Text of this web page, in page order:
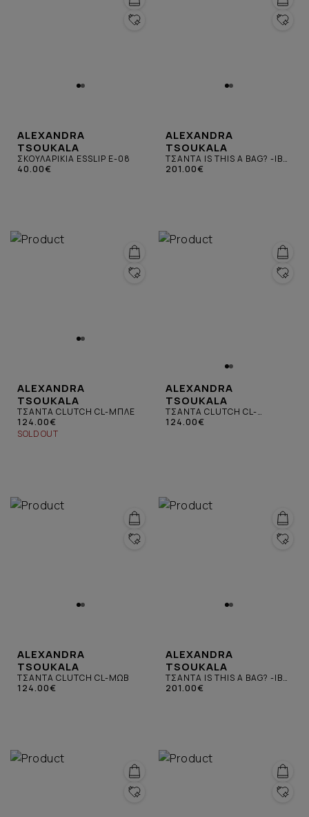
ALEXANDRA
TSOUKALA
ΣΚΟΥΛΑΡΙΚΙΑ ESSLIP E-08
40.00€
ALEXANDRA
TSOUKALA
ΤΣΑΝΤΑ IS THIS A BAG? -ΙΒ-
ΜΠΛΕ
201.00€
ALEXANDRA
TSOUKALA
ΤΣΑΝΤΑ CLUTCH CL-ΜΠΛΕ
124.00€
SOLD OUT
ALEXANDRA
TSOUKALA
ΤΣΑΝΤΑ CLUTCH CL-
ΠΕΤΡΟΛ
124.00€
ALEXANDRA
TSOUKALA
ΤΣΑΝΤΑ CLUTCH CL-ΜΩΒ
124.00€
ALEXANDRA
TSOUKALA
ΤΣΑΝΤΑ IS THIS A BAG? -IB-
ΚΟΚΚΙΝΗ ΦΟΥΞΙΑ
201.00€